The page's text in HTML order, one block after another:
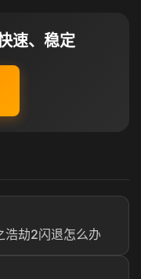
速、稳定
浩劫2闪退怎么办